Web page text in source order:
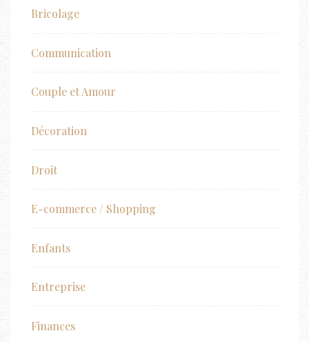
Bricolage
Communication
Couple et Amour
Décoration
Droit
E-commerce / Shopping
Enfants
Entreprise
Finances